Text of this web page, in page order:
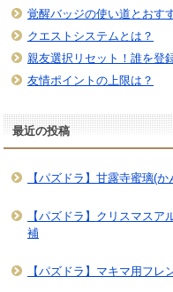
覚醒バッジの使い道とおす
クエストシステムとは？
親友選択リセット！誰を登
友情ポイントの上限は？
最近の投稿
【パズドラ】甘露寺蜜璃(
【パズドラ】クリスマス
補
【パズドラ】マキマ用フ